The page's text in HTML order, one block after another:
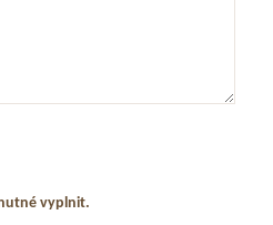
vyplnit.